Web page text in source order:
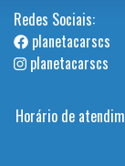
Redes Sociais:
planetacarscs
planetacarscs
Horário de